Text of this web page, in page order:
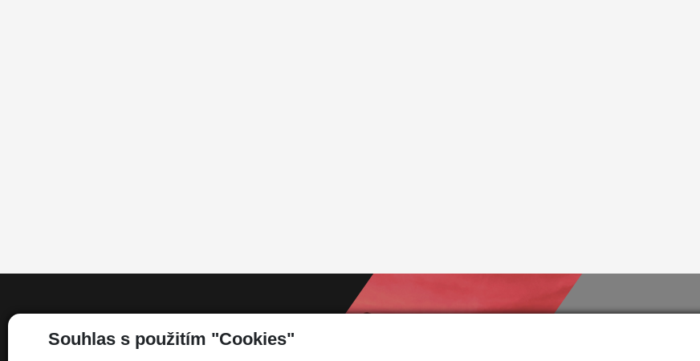
Souhlas s použitím "Cookies"
Informace